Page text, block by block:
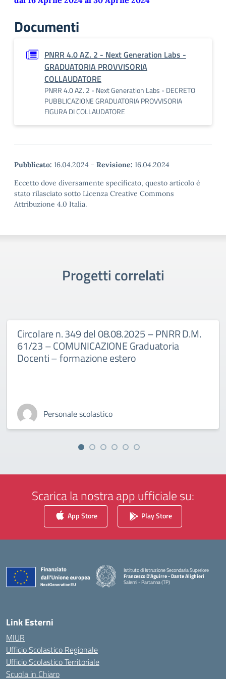
Documenti
PNRR 4.0 AZ. 2 - Next Generation Labs -
GRADUATORIA PROVVISORIA
COLLAUDATORE
PNRR 4.0 AZ. 2 - Next Generation Labs - DECRETO
PUBBLICAZIONE GRADUATORIA PROVVISORIA
FIGURA DI COLLAUDATORE
Pubblicato: 16.04.2024 - Revisione: 16.04.2024
Eccetto dove diversamente specificato, questo articolo è
stato rilasciato sotto Licenza Creative Commons
Attribuzione 4.0 Italia.
Progetti correlati
Circolare n. 349 del 08.08.2025 – PNRR D.M.
61/23 – COMUNICAZIONE Graduatoria
Docenti – formazione estero
Personale scolastico
Scarica la nostra app ufficiale su:
App Store Play Store
Istituto di Istruzione Secondaria Superiore
Francesco D'Aguirre - Dante Alighieri
Salemi - Partanna (TP)
Link Esterni
MIUR
Ufficio Scolastico Regionale
Ufficio Scolastico Territoriale
Scuola in Chiaro